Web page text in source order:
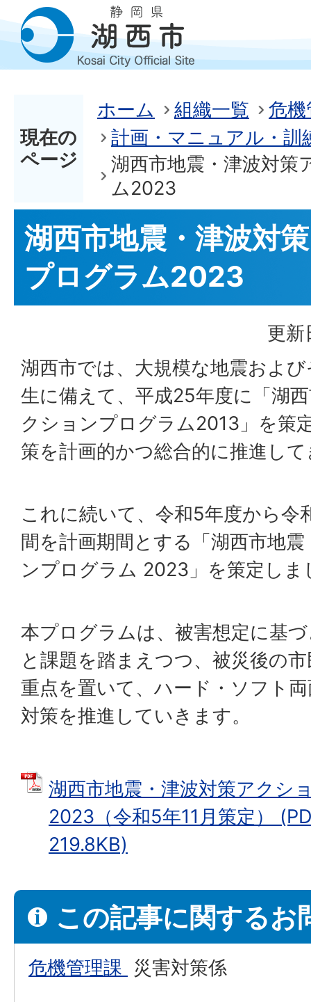
現在の
ページ
ホーム 組織一覧
危機
計画・マニュアル・訓
湖西市地震・津波対策
ム2023
湖西市地震・津波対
プログラム2023
更新
湖西市では、大規模な地震およ
生に備えて、平成25年度に「湖
クションプログラム2013」を策
策を計画的かつ総合的に推進し
これに続いて、令和5年度から令
間を計画期間とする「湖西市地
ンプログラム 2023」を策定しま
本プログラムは、被害想定に基
と課題を踏まえつつ、被災後の
重点を置いて、ハード・ソフト
対策を推進していきます。
湖西市地震・津波対策アクシ
2023（令和5年11月策定）
219.8KB)
この記事に関するお
危機管理課 災害対策係